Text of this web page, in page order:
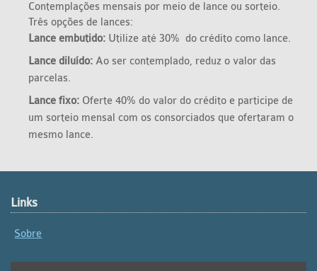
Contemplações mensais por meio de lance ou sorteio.
Três opções de lances:
Lance embutido: Utilize até 30% do crédito como lance.
Lance diluído: Ao ser contemplado, reduz o valor das
parcelas.
Lance fixo: Oferte 40% do valor do crédito e participe de
um sorteio mensal com os consorciados que ofertaram o
mesmo lance.
Links
Sobre